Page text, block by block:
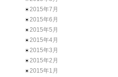
2015年7月
2015年6月
2015年5月
2015年4月
2015年3月
2015年2月
2015年1月